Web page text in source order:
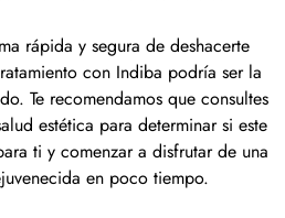
rápida y segura de deshacerte
con Indiba podría ser la
Te recomendamos que consultes
estética para determinar si este
ti y comenzar a disfrutar de una
en poco tiempo.